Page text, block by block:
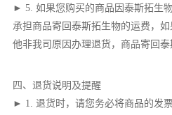
► 5. 如果您购买的商品因泰斯拓生
承担商品寄回泰斯拓生物的运费，
他非我司原因办理退货，商品寄回泰
四、退货说明及提醒
► 1. 退货时，请您务必将商品的发